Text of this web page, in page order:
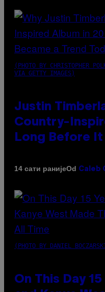
(PHOTO BY CHRISTOPHER
VIA GETTY IMAGES)
Justin
Country-
Long Before It
14 сати ранијеOd Caleb
(PHOTO BY DANIEL
On This Day